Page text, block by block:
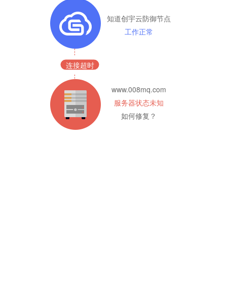
知道创宇云防御节点
工作正常
连接超时
www.008mq.com
服务器状态未知
如何修复？